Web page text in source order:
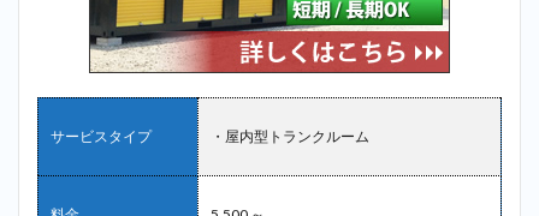
サービスタイプ ・屋内型トランクルーム